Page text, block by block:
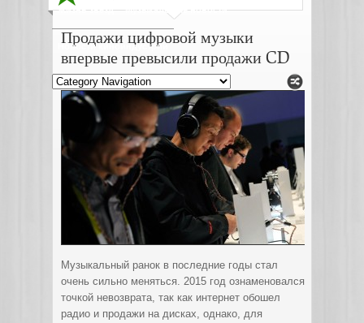
Жизнь звезд Музыкальные новости
Новости киноиндустрии
Продажи цифровой музыки
впервые превысили продажи CD
Музыкальный ранок в последние годы стал
очень сильно меняться. 2015 год ознаменовался
точкой невозврата, так как интернет обошел
радио и продажи на дисках, однако, для